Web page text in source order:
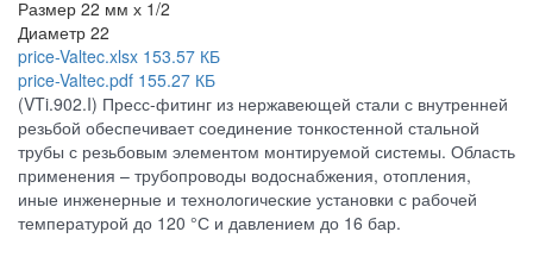
Размер 22 мм х 1/2
Диаметр 22
price-Valtec.xlsx 153.57 КБ
price-Valtec.pdf 155.27 КБ
(VTi.902.I) Пресс-фитинг из нержавеющей стали с внутренней
резьбой обеспечивает соединение тонкостенной стальной
трубы с резьбовым элементом монтируемой системы. Область
применения – трубопроводы водоснабжения, отопления,
иные инженерные и технологические установки с рабочей
температурой до 120 °С и давлением до 16 бар.